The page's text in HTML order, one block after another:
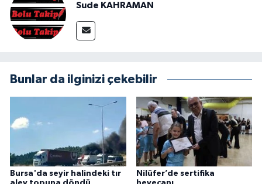
Sude KAHRAMAN
Bunlar da ilginizi çekebilir
Bursa'da seyir halindeki tır
Nilüfer’de sertifika